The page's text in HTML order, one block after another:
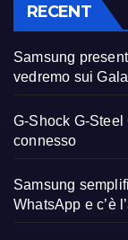
RECENT
Samsung
vedremo sui
G-Shock G-
connesso
Samsung
WhatsApp e c’è